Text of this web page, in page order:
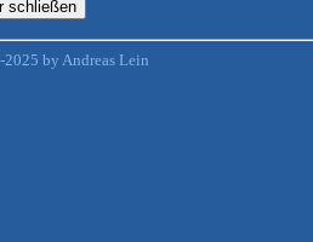
by Andreas Lein